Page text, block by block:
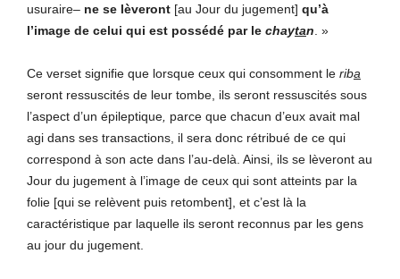
usuraire– ne se lèveront [au Jour du jugement] qu’à
l’image de celui qui est possédé par le chaytan . »
Ce verset signifie que lorsque ceux qui consomment le riba
seront ressuscités de leur tombe, ils seront ressuscités sous
l’aspect d’un épileptique parce que chacun d’eux avait mal
agi dans ses transactions, il sera donc rétribué de ce qui
correspond à son acte dans l’au-delà. Ainsi, ils se lèveront au
Jour du jugement à l’image de ceux qui sont atteints par la
folie [qui se relèvent puis retombent], et c’est là la
caractéristique par laquelle ils seront reconnus par les gens
au jour du jugement.